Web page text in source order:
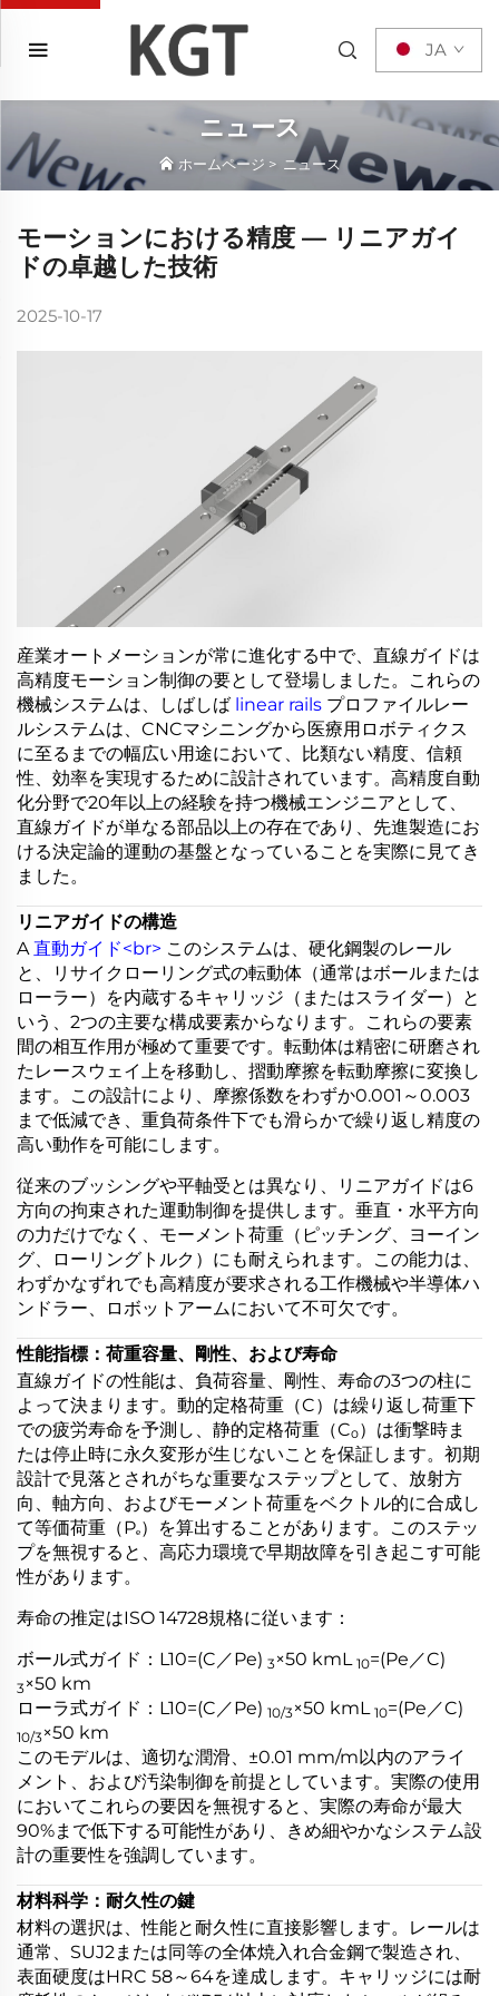
JA
ニュース
ホームページ > ニュース
モーションにおける精度 ― リニアガイ
ドの卓越した技術
2025-10-17
産業オートメーションが常に進化する中で、直線ガイドは
高精度モーション制御の要として登場しました。これらの
機械システムは、しばしば linear rails プロファイルレー
ルシステムは、CNCマシニングから医療用ロボティクス
に至るまでの幅広い用途において、比類ない精度、信頼
性、効率を実現するために設計されています。高精度自動
化分野で20年以上の経験を持つ機械エンジニアとして、
直線ガイドが単なる部品以上の存在であり、先進製造にお
ける決定論的運動の基盤となっていることを実際に見てき
ました。
リニアガイドの構造
A 直動ガイド<br> このシステムは、硬化鋼製のレール
と、リサイクローリング式の転動体（通常はボールまたは
ローラー）を内蔵するキャリッジ（またはスライダー）と
いう、2つの主要な構成要素からなります。これらの要素
間の相互作用が極めて重要です。転動体は精密に研磨され
たレースウェイ上を移動し、摺動摩擦を転動摩擦に変換し
ます。この設計により、摩擦係数をわずか0.001～0.003
まで低減でき、重負荷条件下でも滑らかで繰り返し精度の
高い動作を可能にします。
従来のブッシングや平軸受とは異なり、リニアガイドは6
方向の拘束された運動制御を提供します。垂直・水平方向
の力だけでなく、モーメント荷重（ピッチング、ヨーイン
グ、ローリングトルク）にも耐えられます。この能力は、
わずかなずれでも高精度が要求される工作機械や半導体ハ
ンドラー、ロボットアームにおいて不可欠です。
性能指標：荷重容量、剛性、および寿命
直線ガイドの性能は、負荷容量、剛性、寿命の3つの柱に
よって決まります。動的定格荷重（C）は繰り返し荷重下
での疲労寿命を予測し、静的定格荷重（C₀）は衝撃時ま
たは停止時に永久変形が生じないことを保証します。初期
設計で見落とされがちな重要なステップとして、放射方
向、軸方向、およびモーメント荷重をベクトル的に合成し
て等価荷重（Pₑ）を算出することがあります。このステッ
プを無視すると、高応力環境で早期故障を引き起こす可能
性があります。
寿命の推定はISO 14728規格に従います：
ボール式ガイド：L10=(C／Pe) 3×50 kmL 10​=(Pe​／C​)
3×50 km
ローラ式ガイド：L10=(C／Pe) 10/3×50 kmL 10​=(Pe​／C​)
10/3×50 km
このモデルは、適切な潤滑、±0.01 mm/m以内のアライ
メント、および汚染制御を前提としています。実際の使用
においてこれらの要因を無視すると、実際の寿命が最大
90%まで低下する可能性があり、きめ細やかなシステム設
計の重要性を強調しています。
材料科学：耐久性の鍵
材料の選択は、性能と耐久性に直接影響します。レールは
通常、SUJ2または同等の全体焼入れ合金鋼で製造され、
表面硬度はHRC 58～64を達成します。キャリッジには耐